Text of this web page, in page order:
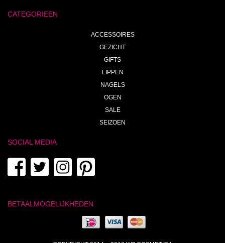
CATEGORIEEN
ACCESSOIRES
GEZICHT
GIFTS
LIPPEN
NAGELS
OGEN
SALE
SEIZOEN
SOCIAL MEDIA
BETAALMOGELIJKHEDEN